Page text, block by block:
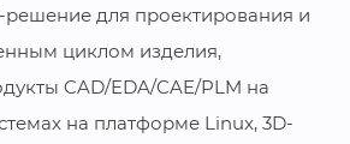
решение для проектирования и
циклом изделия,
CAD/EDA/CAE/PLM на
на платформе Linux, 3D-